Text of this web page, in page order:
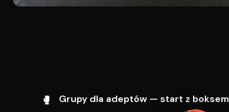
Grupy dla adeptów — start z boksem